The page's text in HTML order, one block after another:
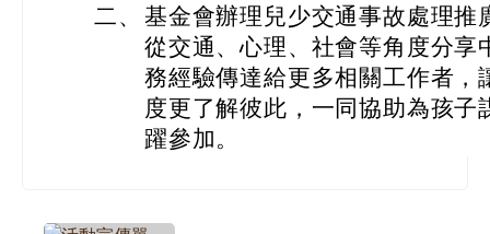
二、 基金會辦理兒少交通事故處理推
從交通、心理、社會等角度分享
務經驗傳達給更多相關工作者，
度更了解彼此，一同協助為孩
躍參加。